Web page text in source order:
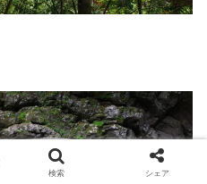
検索 シェア